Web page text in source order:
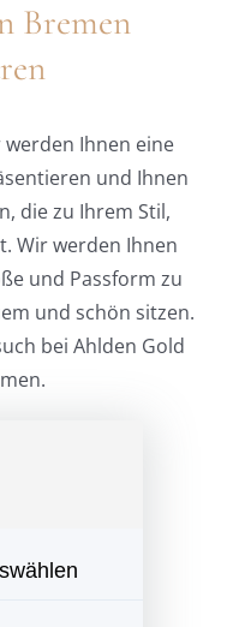
Bremen
Ihnen eine
und Ihnen
die zu Ihrem Stil,
Wir werden Ihnen
und Passform zu
und schön sitzen.
bei Ahlden Gold